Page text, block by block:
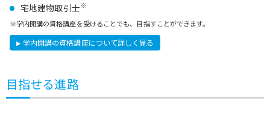
宅地建物取引士※
※学内開講の資格講座を受けることでも、目指すことができます。
学内開講の資格講座について詳しく見る
目指せる進路